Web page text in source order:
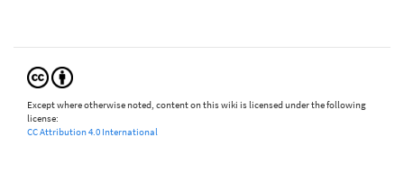
Except where otherwise noted, content on this wiki is licensed under the following
license:
CC Attribution 4.0 International